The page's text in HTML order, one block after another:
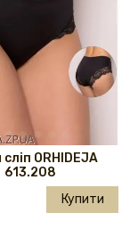
ORHIDEJA
613.208
Купити